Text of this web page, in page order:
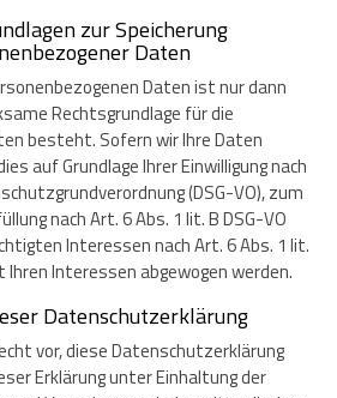
zur Speicherung
Daten
Daten ist nur dann
Rechtsgrundlage für die
besteht. Sofern wir Ihre Daten
auf Grundlage Ihrer Einwilligung nach
(DSG-VO), zum
nach Art. 6 Abs. 1 lit. B DSG-VO
Interessen nach Art. 6 Abs. 1 lit.
Interessen abgewogen werden.
Datenschutzerklärung
vor, diese Datenschutzerklärung
Erklärung unter Einhaltung der